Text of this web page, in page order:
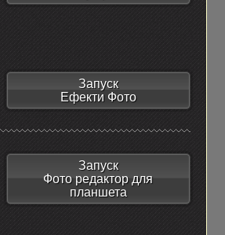
Запуск
Ефекти Фото
Запуск
Фото редактор для
планшета